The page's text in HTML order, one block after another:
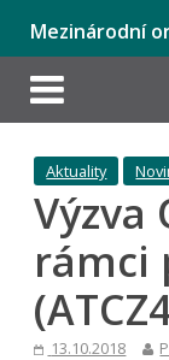
Mezinárodní
Aktuality
Výzva
rámci
13.10.2018